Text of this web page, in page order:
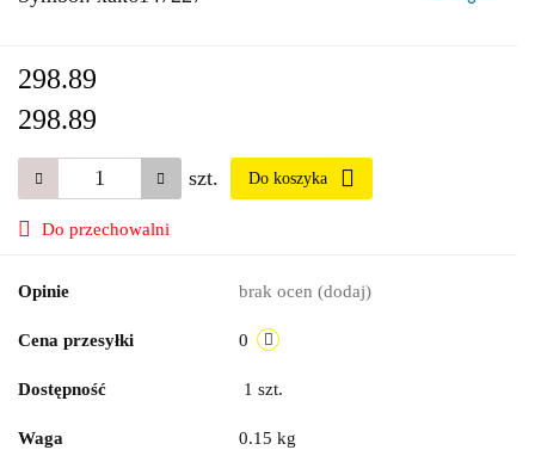
298.89
298.89
szt. Do koszyka
Do przechowalni
Opinie brak ocen (dodaj)
Cena przesyłki 0
Dostępność 1 szt.
Waga 0.15 kg